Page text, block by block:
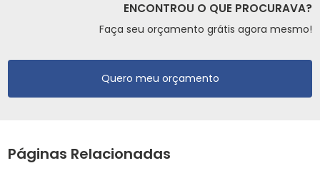
ENCONTROU O QUE PROCURAVA?
Faça seu orçamento grátis agora mesmo!
Quero meu orçamento
Páginas Relacionadas